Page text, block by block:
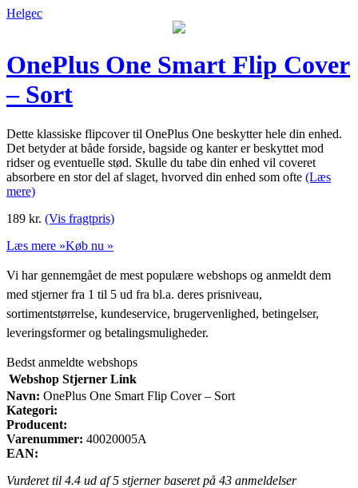
Helgec
OnePlus One Smart Flip Cover
– Sort
Dette klassiske flipcover til OnePlus One beskytter hele din enhed.
Det betyder at både forside, bagside og kanter er beskyttet mod
ridser og eventuelle stød. Skulle du tabe din enhed vil coveret
absorbere en stor del af slaget, hvorved din enhed som ofte (Læs
mere)
189 kr. (Vis fragtpris)
Læs mere »Køb nu »
Vi har gennemgået de mest populære webshops og anmeldt dem
med stjerner fra 1 til 5 ud fra bl.a. deres prisniveau,
sortimentstørrelse, kundeservice, brugervenlighed, betingelser,
leveringsformer og betalingsmuligheder.
Bedst anmeldte webshops
Webshop Stjerner Link
Navn: OnePlus One Smart Flip Cover – Sort
Kategori:
Producent:
Varenummer: 40020005A
EAN:
Vurderet til 4.4 ud af 5 stjerner baseret på 43 anmeldelser